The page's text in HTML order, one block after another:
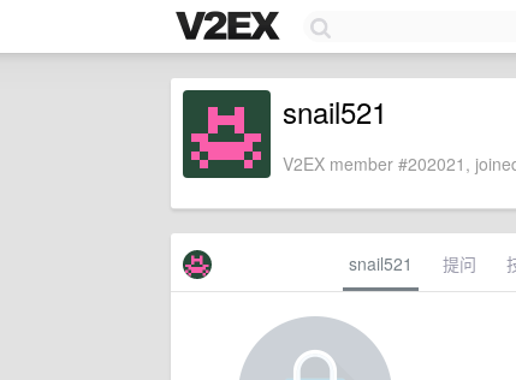
snail521
V2EX member #202021,
snail521 提问